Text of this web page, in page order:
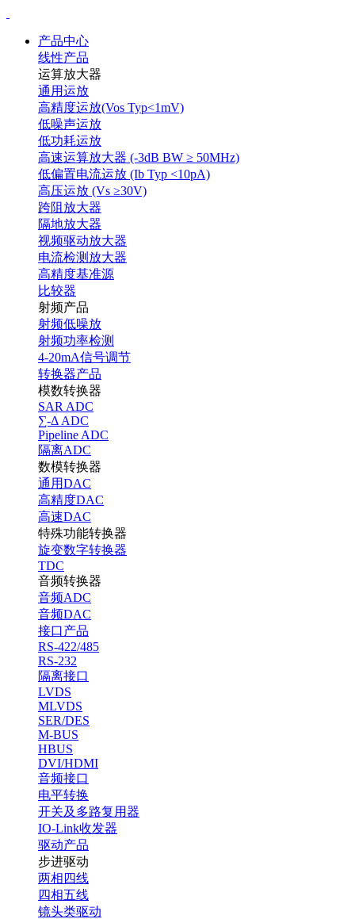
产品中心
线性产品
运算放大器
通用运放
高精度运放(Vos Typ<1mV)
低噪声运放
低功耗运放
高速运算放大器 (-3dB BW ≥ 50MHz)
低偏置电流运放 (Ib Typ <10pA)
高压运放 (Vs ≥30V)
跨阻放大器
隔地放大器
视频驱动放大器
电流检测放大器
高精度基准源
比较器
射频产品
射频低噪放
射频功率检测
4-20mA信号调节
转换器产品
模数转换器
SAR ADC
∑-Δ ADC
Pipeline ADC
隔离ADC
数模转换器
通用DAC
高精度DAC
高速DAC
特殊功能转换器
旋变数字转换器
TDC
音频转换器
音频ADC
音频DAC
接口产品
RS-422/485
RS-232
隔离接口
LVDS
MLVDS
SER/DES
M-BUS
HBUS
DVI/HDMI
音频接口
电平转换
开关及多路复用器
IO-Link收发器
驱动产品
步进驱动
两相四线
四相五线
镜头类驱动